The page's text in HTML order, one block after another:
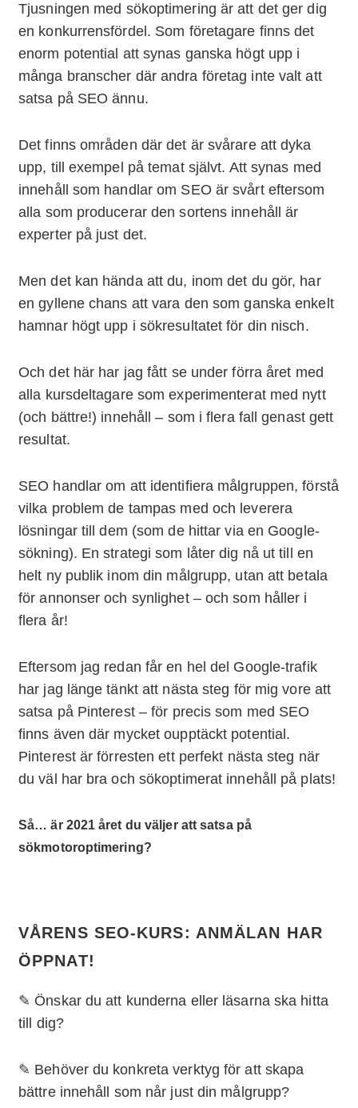
Tjusningen med sökoptimering är att det ger dig
en konkurrensfördel. Som företagare finns det
enorm potential att synas ganska högt upp i
många branscher där andra företag inte valt att
satsa på SEO ännu.
Det finns områden där det är svårare att dyka
upp, till exempel på temat självt. Att synas med
innehåll som handlar om SEO är svårt eftersom
alla som producerar den sortens innehåll är
experter på just det.
Men det kan hända att du, inom det du gör, har
en gyllene chans att vara den som ganska enkelt
hamnar högt upp i sökresultatet för din nisch.
Och det här har jag fått se under förra året med
alla kursdeltagare som experimenterat med nytt
(och bättre!) innehåll – som i flera fall genast gett
resultat.
SEO handlar om att identifiera målgruppen, förstå
vilka problem de tampas med och leverera
lösningar till dem (som de hittar via en Google-
sökning). En strategi som låter dig nå ut till en
helt ny publik inom din målgrupp, utan att betala
för annonser och synlighet – och som håller i
flera år!
Eftersom jag redan får en hel del Google-trafik
har jag länge tänkt att nästa steg för mig vore att
satsa på Pinterest – för precis som med SEO
finns även där mycket oupptäckt potential.
Pinterest är förresten ett perfekt nästa steg när
du väl har bra och sökoptimerat innehåll på plats!
Så… är 2021 året du väljer att satsa på
sökmotoroptimering?
VÅRENS SEO-KURS: ANMÄLAN HAR
ÖPPNAT!
✎ Önskar du att kunderna eller läsarna ska hitta
till dig?
✎ Behöver du konkreta verktyg för att skapa
bättre innehåll som når just din målgrupp?